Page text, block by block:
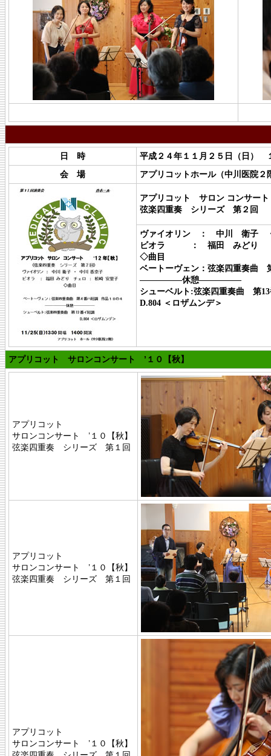
日 時
平成２４年１１月２５日（日）
会 場
アプリコットホール（中川医院２
アプリコット サロン コンサー
弦楽四重奏 シリーズ 第２回
ヴァイオリン ： 中川 衛子
ビオラ ： 福田 みどり
◇曲目
ベートーヴェン：弦楽四重奏曲
―――――休憩―――――
シューベルト:弦楽四重奏曲 第13
D.804 ＜ロザムンデ＞
アプリコット サロンコンサート ’１０【秋】
アプリコット
サロンコンサート ’１０【秋】
弦楽四重奏 シリーズ 第１回
アプリコット
サロンコンサート ’１０【秋】
弦楽四重奏 シリーズ 第１回
アプリコット
サロンコンサート ’１０【秋】